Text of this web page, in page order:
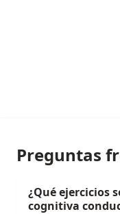
Preguntas
¿Qué ejercicios
cognitiva